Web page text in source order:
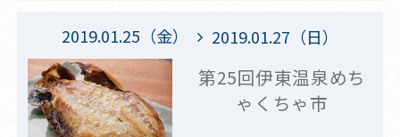
2019.01.25（金） 2019.01.27（日）
第25回伊東温泉めち
ゃくちゃ市